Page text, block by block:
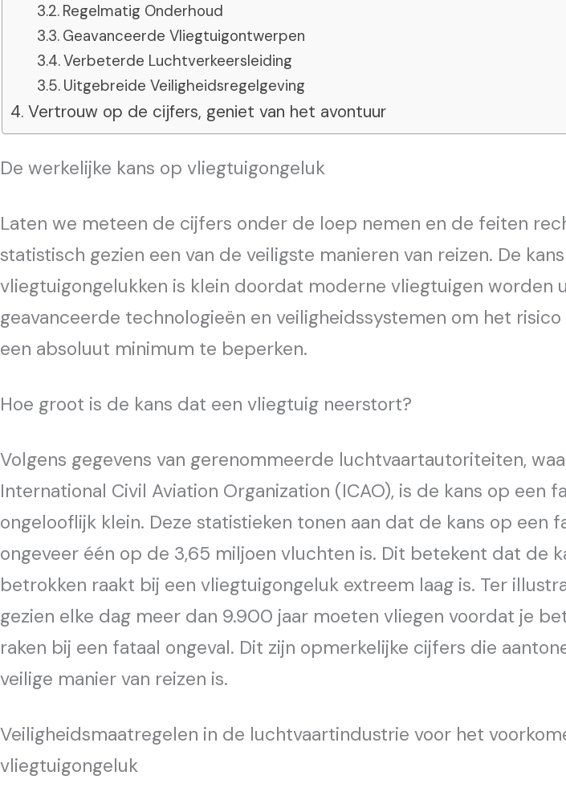
Regelmatig Onderhoud
Geavanceerde Vliegtuigontwerpen
Verbeterde Luchtverkeersleiding
Uitgebreide Veiligheidsregelgeving
Vertrouw op de cijfers, geniet van het avontuur
De werkelijke kans op vliegtuigongeluk
Laten we meteen de cijfers onder de loep nemen en de feiten
statistisch gezien een van de veiligste manieren van reizen. De
vliegtuigongelukken is klein doordat moderne vliegtuigen worden
geavanceerde technologieën en veiligheidssystemen om het
een absoluut minimum te beperken.
Hoe groot is de kans dat een vliegtuig neerstort?
Volgens gegevens van gerenommeerde luchtvaartautoriteiten,
International Civil Aviation Organization (ICAO), is de kans op een
ongelooflijk klein. Deze statistieken tonen aan dat de kans op een
ongeveer één op de 3,65 miljoen vluchten is. Dit betekent dat de
betrokken raakt bij een vliegtuigongeluk extreem laag is. Ter
gezien elke dag meer dan 9.900 jaar moeten vliegen voordat je
raken bij een fataal ongeval. Dit zijn opmerkelijke cijfers die
veilige manier van reizen is.
Veiligheidsmaatregelen in de luchtvaartindustrie voor het
vliegtuigongeluk